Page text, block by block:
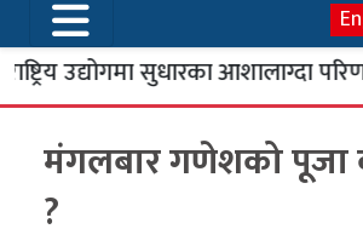
उद्योगमा सुधारका आशालाग्दा परिणाम
मंगलबार गणेशको पूजा
?